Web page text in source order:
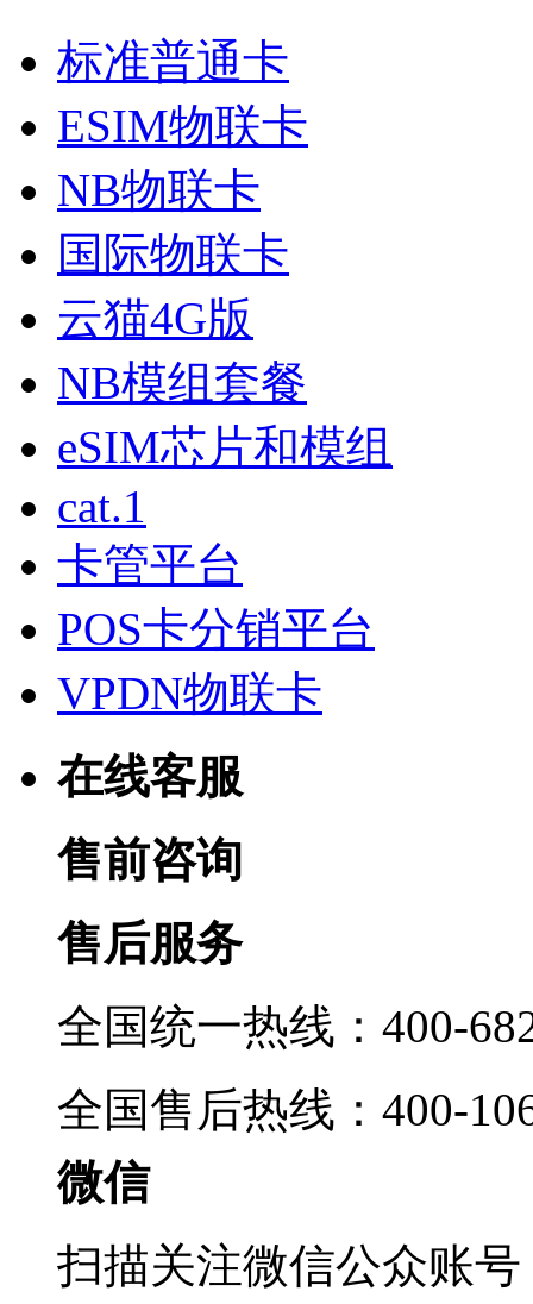
标准普通卡
ESIM物联卡
NB物联卡
国际物联卡
云猫4G版
NB模组套餐
eSIM芯片和模组
cat.1
卡管平台
POS卡分销平台
VPDN物联卡
在线客服
售前咨询
售后服务
全国统一热线：400-
全国售后热线：400-
微信
扫描关注微信公众账号